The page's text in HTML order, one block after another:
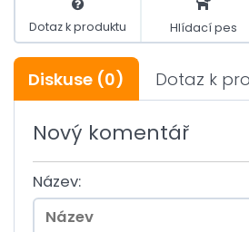
Dotaz k produktu Hlídací pes
Diskuse (0) Dotaz k
Nový komentář
Název: